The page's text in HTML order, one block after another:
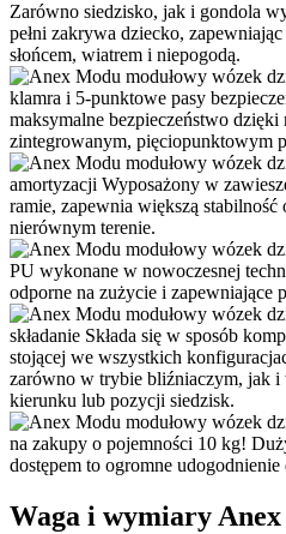
Zarówno siedzisko, jak i gondola
pełni zakrywa dziecko,
słońcem, wiatrem i niepogodą.
klamra i 5-punktowe pasy
maksymalne bezpieczeństwo
zintegrowanym, pięciopunktowym
amortyzacji Wyposażony w
ramie, zapewnia większą stabilność
nierównym terenie.
PU wykonane w nowoczesnej
odporne na zużycie i zapewniające
składanie Składa się w sposób
stojącej we wszystkich
zarówno w trybie bliźniaczym, jak i
kierunku lub pozycji siedzisk.
na zakupy o pojemności 10 kg!
dostępem to ogromne
Waga i wymiary